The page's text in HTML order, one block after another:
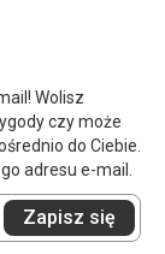
Wolisz
czy może
do Ciebie.
adresu e-mail.
Zapisz się